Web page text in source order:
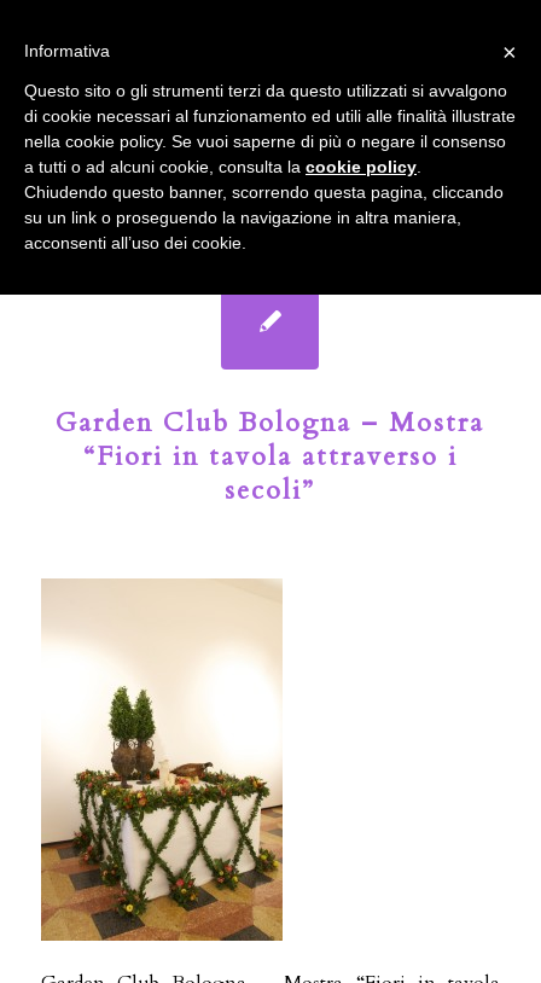
Il Blog del Garden Club di Bologna
Garden Club Bologna – Mostra
“Fiori in tavola attraverso i
secoli”
accetta l'uso dei cookies previsto nella pagina dedicata.
Fai clic per abilitare/disabilitare il tracciamento di
Google Analytics.
OK Privacy e cookie policy
×
Informativa
Questo sito o gli strumenti terzi da questo utilizzati si avvalgono
di cookie necessari al funzionamento ed utili alle finalità illustrate
nella cookie policy. Se vuoi saperne di più o negare il consenso
a tutti o ad alcuni cookie, consulta la cookie policy
Chiudendo questo banner, scorrendo questa pagina, cliccando
su un link o proseguendo la navigazione in altra maniera,
acconsenti all’uso dei cookie.